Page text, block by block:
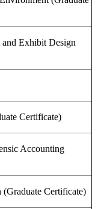
Exhibit Design
Certificate)
Accounting
Certificate)